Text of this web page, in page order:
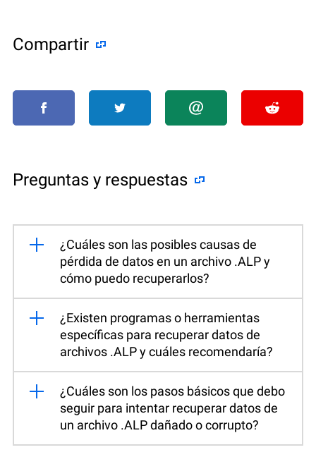
Compartir
Preguntas y respuestas
¿Cuáles son las posibles causas de
pérdida de datos en un archivo .ALP y
cómo puedo recuperarlos?
¿Existen programas o herramientas
específicas para recuperar datos de
archivos .ALP y cuáles recomendaría?
¿Cuáles son los pasos básicos que debo
seguir para intentar recuperar datos de
un archivo .ALP dañado o corrupto?